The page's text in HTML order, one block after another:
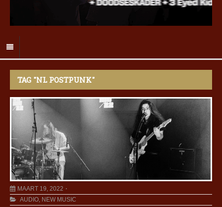
TAG "NL POSTPUNK"
MAART 19, 2022
AUDIO, NEW MUSIC